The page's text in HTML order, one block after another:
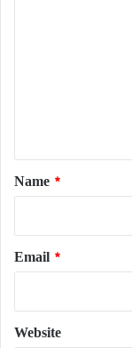
*
Name *
Email *
Website